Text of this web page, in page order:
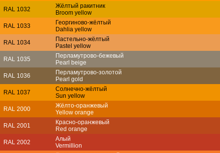
RAL 1032
Жёлтый ракитник
Broom yellow
RAL 1033
Георгиново-жёлтый
Dahlia yellow
RAL 1034
Пастельно-жёлтый
Pastel yellow
RAL 1035
Перламутрово-бежевый
Pearl beige
RAL 1036
Перламутрово-золотой
Pearl gold
RAL 1037
Солнечно-жёлтый
Sun yellow
RAL 2000
Жёлто-оранжевый
Yellow orange
RAL 2001
Красно-оранжевый
Red orange
RAL 2002
Алый
Vermillion